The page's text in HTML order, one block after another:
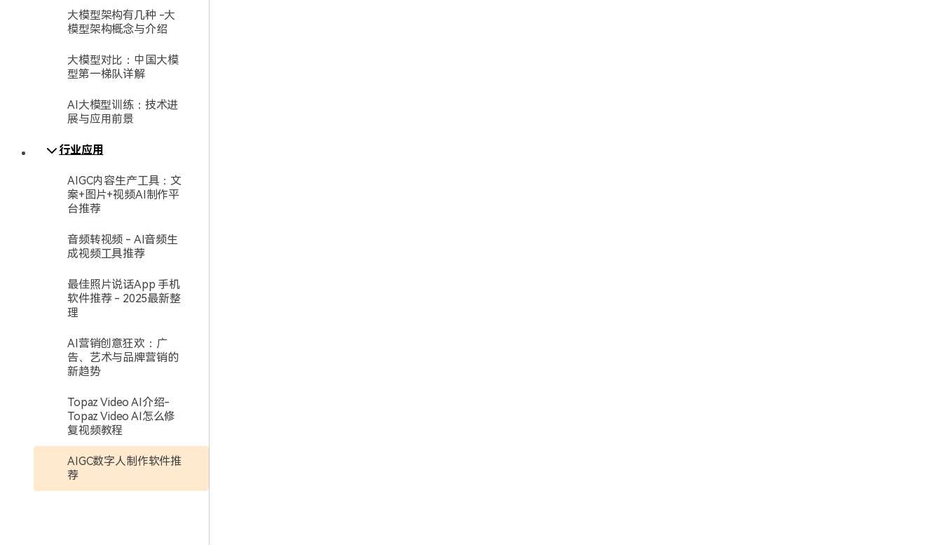
大模型架构有几种 -大
模型架构概念与介绍
大模型对比：中国大模
型第一梯队详解
AI大模型训练：技术进
展与应用前景
行业应用
AIGC内容生产工具：文
案+图片+视频AI制作平
台推荐
音频转视频 - AI音频生
成视频工具推荐
最佳照片说话App 手机
软件推荐 - 2025最新整
理
AI营销创意狂欢：广
告、艺术与品牌营销的
新趋势
Topaz Video AI介绍-
Topaz Video AI怎么修
复视频教程
AIGC数字人制作软件推
荐